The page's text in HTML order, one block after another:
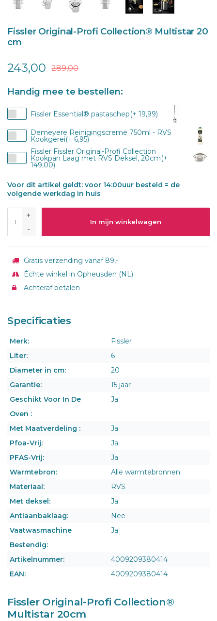
Fissler Original-Profi Collection® Multistar 20
cm
243,00 289,00
Handig mee te bestellen:
Fissler Essential® pastaschep(+ 19,99)
Demeyere Reinigingscreme 750ml - RVS
Kookgerei(+ 6,95)
Fissler Fissler Original-Profi Collection
Kookpan Laag met RVS Deksel, 20cm(+
149,00)
Voor dit artikel geldt: voor 14:00uur besteld = de
volgende werkdag in huis
+
-
In mijn winkelwagen
Gratis verzending vanaf 89,-
Échte winkel in Opheusden (NL)
Achteraf betalen
Specificaties
Merk:
Fissler
Liter:
6
Diameter in cm:
20
Garantie:
15 jaar
Geschikt Voor In De
Oven :
Ja
Met Maatverdeling :
Ja
Pfoa-Vrij:
Ja
PFAS-Vrij:
Ja
Warmtebron:
Alle warmtebronnen
Materiaal:
RVS
Met deksel:
Ja
Antiaanbaklaag:
Nee
Vaatwasmachine
Bestendig:
Ja
Artikelnummer:
4009209380414
EAN:
4009209380414
Fissler Original-Profi Collection®
Multistar 20cm